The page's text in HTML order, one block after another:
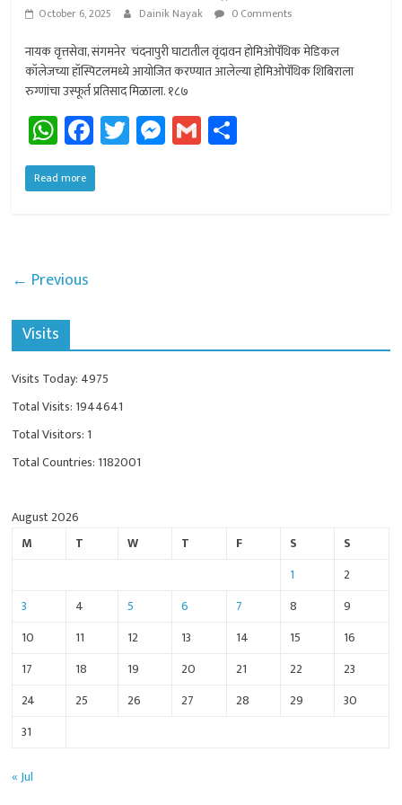
October 6, 2025 Dainik Nayak 0 Comments
नायक वृत्तसेवा, संगमनेर चंदनापुरी घाटातील वृंदावन होमिओपॅथिक मेडिकल
कॉलेजच्या हॉस्पिटलमध्ये आयोजित करण्यात आलेल्या होमिओपॅथिक शिबिराला
रुग्णांचा उस्फूर्त प्रतिसाद मिळाला. १८७
W
h
at
p
Fa
ce
b
T
wi
M
es
G
m
Read more
← Previous
Visits
Visits Today: 4975
Total Visits: 1944641
Total Visitors: 1
Total Countries: 1182001
August 2026
M
T W T F S
S
1
2
3
4 5 6 7 8
9
10
11 12 13 14 15
16
17
18 19 20 21 22
23
24
25 26 27 28 29
30
31
« Jul